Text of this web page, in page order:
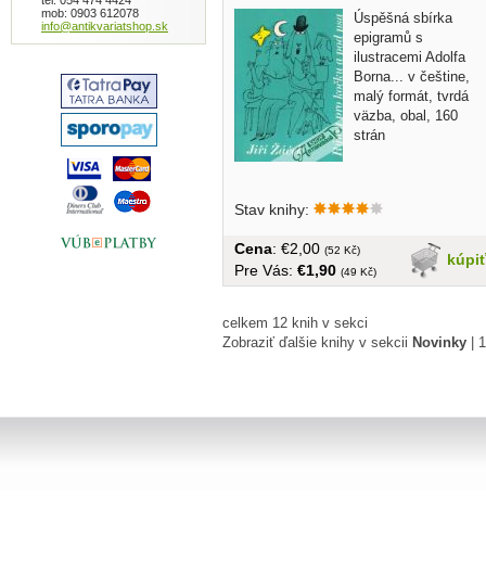
Úspěšná sbírka
epigramů s
ilustracemi Adolfa
Borna... v češtine,
malý formát, tvrdá
väzba, obal, 160
strán
Stav knihy:
kúpiť
Cena: €2,00 (52 Kč)
Pre Vás: €1,90 (49 Kč)
celkem 12 knih v sekci
Zobraziť ďalšie knihy v sekcii Novinky 1
mob: 0903 612078
info@antikvariatshop.sk